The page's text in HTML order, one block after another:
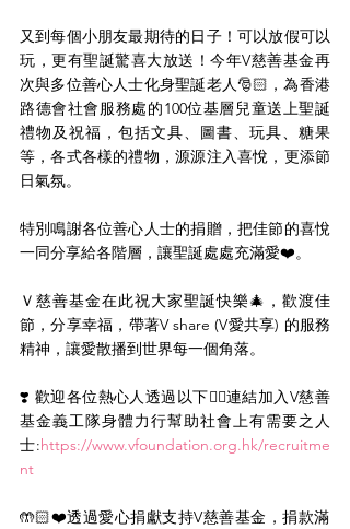
又到每個小朋友最期待的日子！可以放假可以
玩，更有聖誕驚喜大放送！今年V慈善基金再
次與多位善心人士化身聖誕老人🎅🏻，為香港
路德會社會服務處的100位基層兒童送上聖誕
禮物及祝福，包括文具、圖書、玩具、糖果
等，各式各樣的禮物，源源注入喜悅，更添節
日氣氛。
特別鳴謝各位善心人士的捐贈，把佳節的喜悅
一同分享給各階層，讓聖誕處處充滿愛❤️。
Ｖ慈善基金在此祝大家聖誕快樂🎄，歡渡佳
節，分享幸福，帶著V share (V愛共享) 的服務
精神，讓愛散播到世界每一個角落。
❣️ 歡迎各位熱心人透過以下👇🏻連結加入V慈善
基金義工隊身體力行幫助社會上有需要之人
士:https://www.vfoundation.org.hk/recruitme
nt
🤲🏻❤️透過愛心捐獻支持V慈善基金，捐款滿